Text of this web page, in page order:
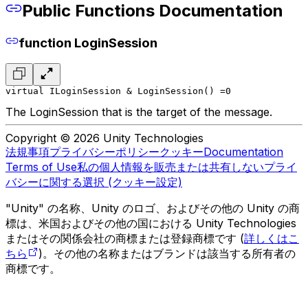
Public Functions Documentation
function LoginSession
virtual ILoginSession & LoginSession() =0
The LoginSession that is the target of the message.
Copyright © 2026 Unity Technologies
法規事項プライバシーポリシークッキーDocumentation
Terms of Use私の個人情報を販売または共有しないプライ
バシーに関する選択 (クッキー設定)
"Unity" の名称、Unity のロゴ、およびその他の Unity の商
標は、米国およびその他の国における Unity Technologies
またはその関係会社の商標または登録商標です (詳しくはこ
ちら
)。その他の名称またはブランドは該当する所有者の
商標です。